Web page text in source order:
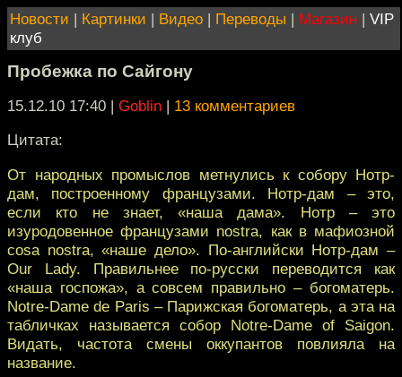
Новости | Картинки | Видео | Переводы | Магазин | VIP
клуб
Пробежка по Сайгону
15.12.10 17:40 | Goblin | 13 комментариев
Цитата:
От народных промыслов метнулись к собору Нотр-
дам, построенному французами. Нотр-дам – это,
если кто не знает, «наша дама». Нотр – это
изуродовенное французами nostra, как в мафиозной
cosa nostra, «наше дело». По-английски Нотр-дам –
Our Lady. Правильнее по-русски переводится как
«наша госпожа», а совсем правильно – богоматерь.
Notre-Dame de Paris – Парижская богоматерь, а эта на
табличках называется собор Notre-Dame of Saigon.
Видать, частота смены оккупантов повлияла на
название.